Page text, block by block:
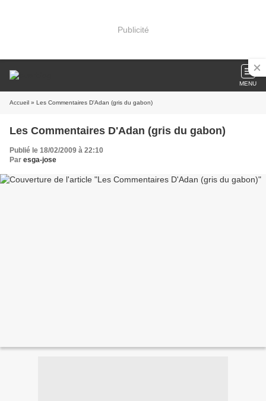
Publicité
MENU
Accueil » Les Commentaires D'Adan (gris du gabon)
Les Commentaires D'Adan (gris du gabon)
Publié le 18/02/2009 à 22:10
Par esga-jose